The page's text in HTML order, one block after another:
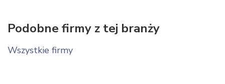
Podobne firmy z tej branży
Wszystkie firmy